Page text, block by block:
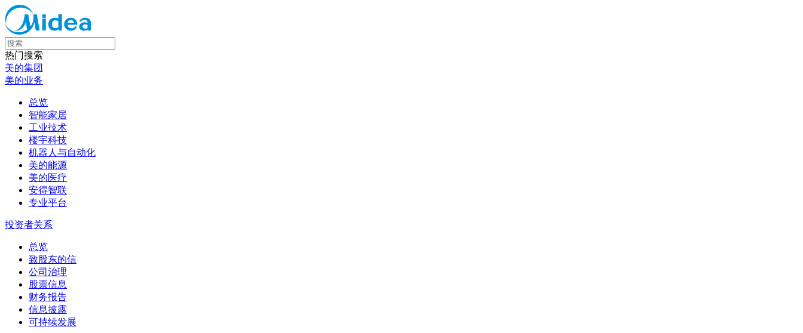
热门搜索
美的集团
美的业务
总览
智能家居
工业技术
楼宇科技
机器人与自动化
美的能源
美的医疗
安得智联
专业平台
投资者关系
总览
致股东的信
公司治理
股票信息
财务报告
信息披露
可持续发展